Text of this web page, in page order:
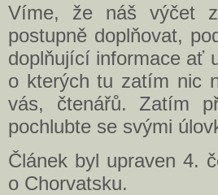
Víme, že náš výčet
postupně doplňovat,
doplňující informace ať
o kterých tu zatím nic
vás, čtenářů. Zatím
pochlubte se svými
Článek byl upraven 4.
o Chorvatsku.